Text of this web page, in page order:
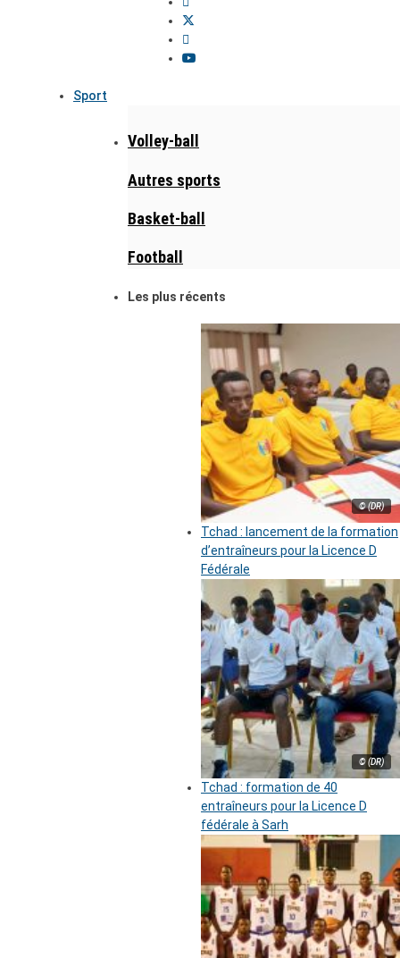
Sport
Volley-ball
Autres sports
Basket-ball
Football
Les plus récents
© (DR)
Tchad : lancement de la formation
d’entraîneurs pour la Licence D
Fédérale
© (DR)
Tchad : formation de 40
entraîneurs pour la Licence D
fédérale à Sarh